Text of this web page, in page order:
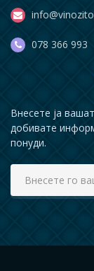
078 366 993
Внесете ја
добивате
понуди.